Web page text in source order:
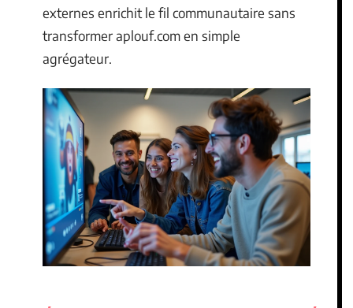
externes enrichit le fil communautaire sans
transformer aplouf.com en simple
agrégateur.